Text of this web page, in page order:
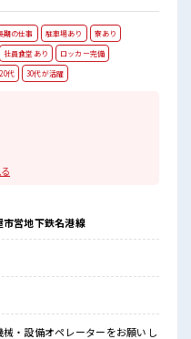
期の仕事 駐車場あり
寮あり
社員食堂あり
ロッカー完備
代 30代が活躍
オススメ！
方法を選べます！
！
市営地下鉄名港線
・設備オペレーターをお願いし